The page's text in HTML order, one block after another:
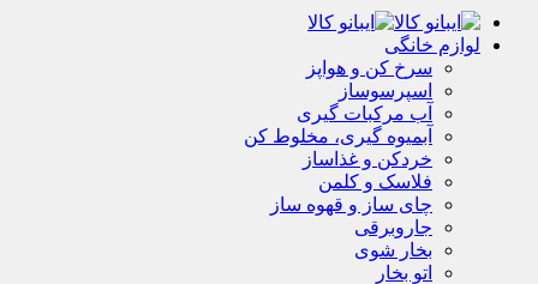
لوازم خانگی
سرخ کن و هواپز
اسپرسوساز
آب مرکبات گیری
آبمیوه گیری، مخلوط کن
خردکن و غذاساز
فلاسک و کلمن
چای ساز و قهوه ساز
جاروبرقی
بخار شوی
اتو بخار